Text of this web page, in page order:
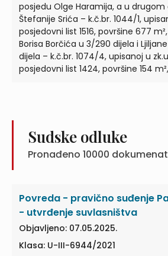
posjedu Olge Haramija, a u drugom
Štefanije Srića – k.č.br. 1044/1,
posjedovni list 1516, površine 677
Borisa Borčića u 3/290 dijela i
dijela – k.č.br. 1074/4, upisanoj u
posjedovni list 1424, površine 154
upisanoj u zk.ul. 1600 te posjedovni
posjedovni list 1493, površine 430
suposjedu Vlatke Cuculić ...
Sudske odluke
Pronađeno 10000
Povreda - pravično suđenje
- utvrđenje suvlasništva
Objavljeno: 07.05.2025.
Klasa: U-III-6944/2021